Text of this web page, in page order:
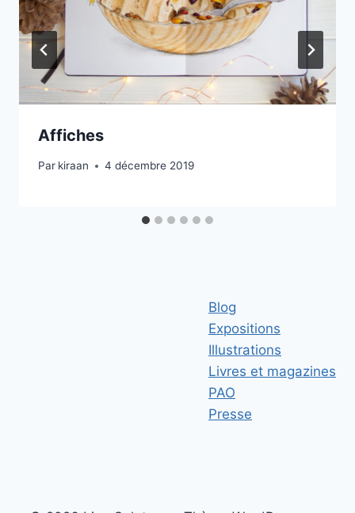
Affiches
Par kiraan 4 décembre 2019
Blog
Expositions
Illustrations
Livres et magazines
PAO
Presse